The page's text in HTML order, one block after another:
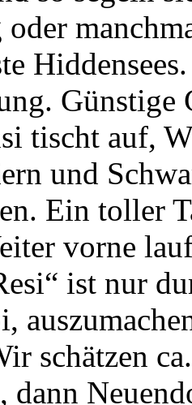
Günstige
tischt auf,
und
Ein toller
vorne
ist nur
schätzen
dann